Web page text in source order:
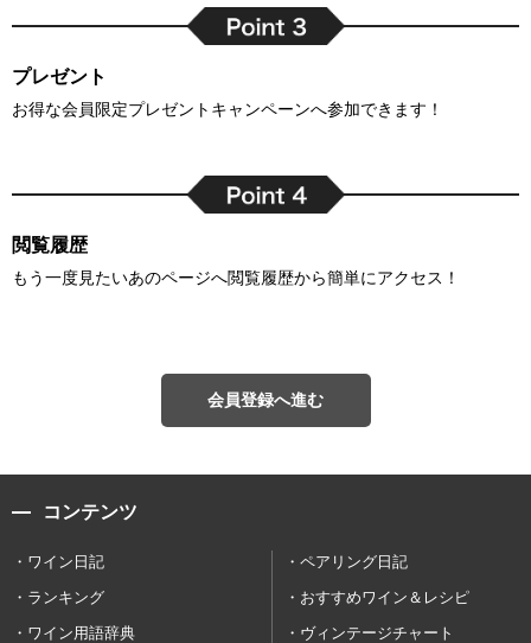
プレゼント
お得な会員限定プレゼントキャンペーンへ参加できます！
閲覧履歴
もう一度見たいあのページへ閲覧履歴から簡単にアクセス！
会員登録へ進む
コンテンツ
ワイン日記
ペアリング日記
ランキング
おすすめワイン＆レシピ
ワイン用語辞典
ヴィンテージチャート